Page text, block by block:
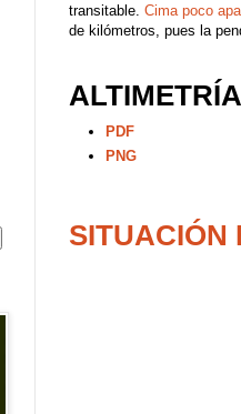
transitable. Cima poco
de kilómetros, pues la
ALTIMETRÍA
PDF
PNG
SITUACIÓN